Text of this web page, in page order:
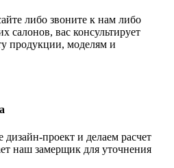
либо звоните к нам либо
салонов, вас консультирует
продукции, моделям и
проект и делаем расчет
наш замерщик для уточнения